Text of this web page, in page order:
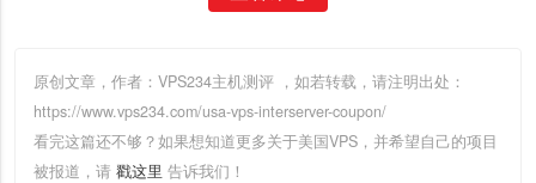
原创文章，作者：VPS234主机测评 ，如若转载，请注明出处：
https://www.vps234.com/usa-vps-interserver-coupon/
看完这篇还不够？如果想知道更多关于美国VPS，并希望自己的项目
被报道，请 戳这里 告诉我们！